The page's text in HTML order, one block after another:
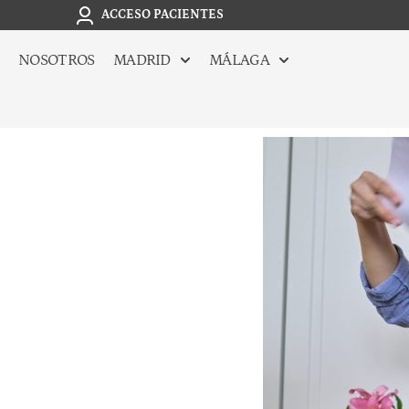
ACCESO PACIENTES
NOSOTROS MADRID MÁLAGA